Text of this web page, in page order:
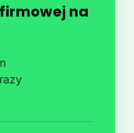
na